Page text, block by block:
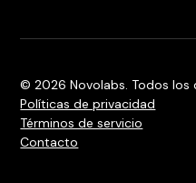
© 2026 Novolabs. Todos los
Políticas de privacidad
Términos de servicio
Contacto